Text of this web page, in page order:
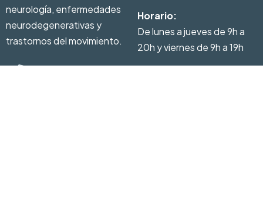
neurología, enfermedades
neurodegenerativas y
trastornos del movimiento.
Horario:
De lunes a jueves de 9h a
20h y viernes de 9h a 19h